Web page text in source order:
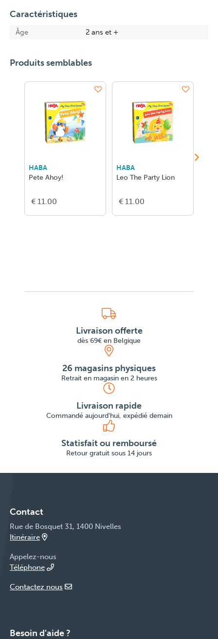
Caractéristiques
Âge 2 ans et +
Produits semblables
HABA
Pete Ahoy!
€ 11.00
HABA
Leo The Party Lion
€ 11.00
Livraison offerte
dès 69€ en Belgique
26 magasins physiques
Retrait en magasin en 2 heures
Livraison rapide
Commandé aujourd'hui, expédié demain
Statisfait ou remboursé
Retour gratuit sous 14 jours
Contact
Rue de Bosquet 31, 1400 Nivelles
Itinéraire
Appelez-nous
Téléphone
Contactez nous
Besoin d'aide ?